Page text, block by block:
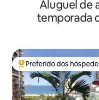
Aluguel de
temporada
Entre os melhores
Preferido dos